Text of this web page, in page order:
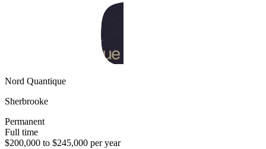
Nord Quantique
Sherbrooke
Permanent
Full time
$200,000 to $245,000 per year